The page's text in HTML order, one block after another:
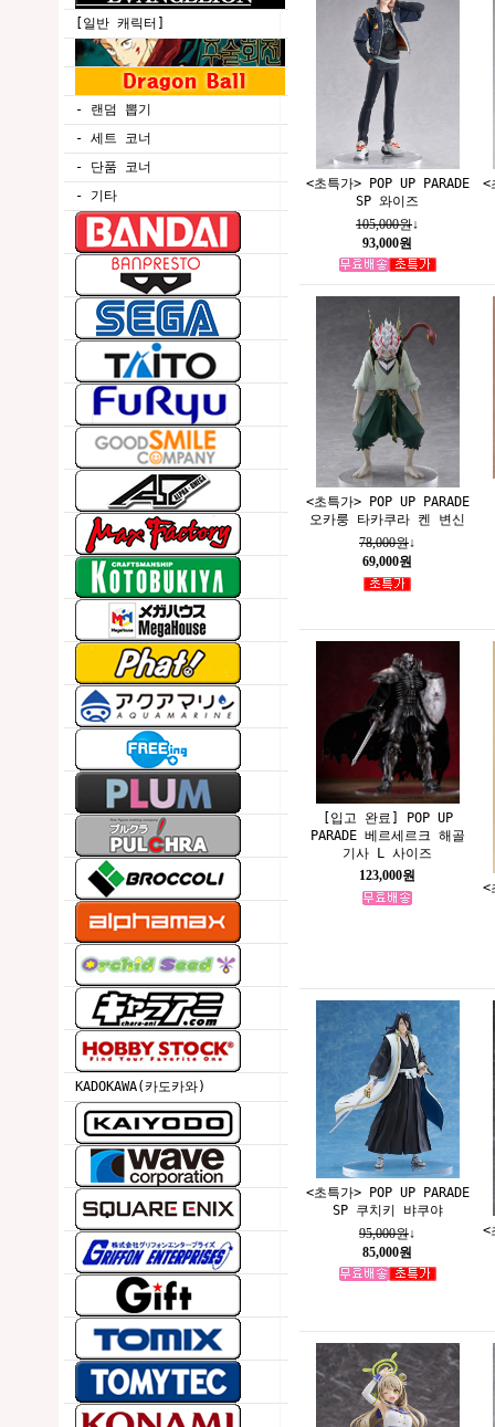
[일반 캐릭터]
- 랜덤 뽑기
- 세트 코너
- 단품 코너
- 기타
KADOKAWA(카도카와)
<초특가> POP UP PARADE
SP 와이즈
105,000원↓
93,000원
<
<초특가> POP UP PARADE
오카룽 타카쿠라 켄 변신
78,000원↓
69,000원
[입고 완료] POP UP
PARADE 베르세르크 해골
기사 L 사이즈
123,000원
<
<초특가> POP UP PARADE
SP 쿠치키 뱌쿠야
95,000원↓
85,000원
<